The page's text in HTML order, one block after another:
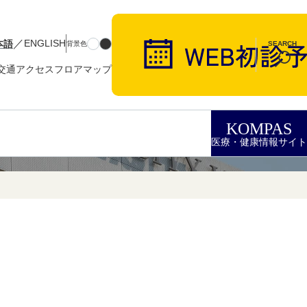
語／ENGLISH背景色
通アクセスフロアマップ
SEARCH
KOMPAS
医療・健康情報サイト